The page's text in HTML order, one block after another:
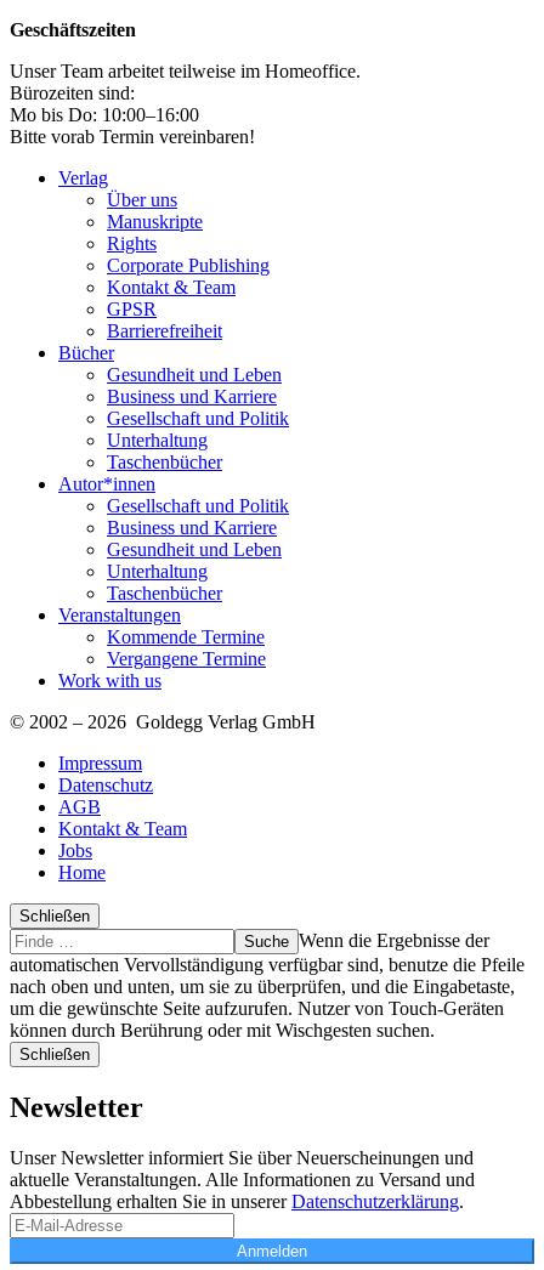
Geschäftszeiten
Unser Team arbeitet teilweise im Homeoffice.
Bürozeiten sind:
Mo bis Do: 10:00–16:00
Bitte vorab Termin vereinbaren!
Verlag
Über uns
Manuskripte
Rights
Corporate Publishing
Kontakt & Team
GPSR
Barrierefreiheit
Bücher
Gesundheit und Leben
Business und Karriere
Gesellschaft und Politik
Unterhaltung
Taschenbücher
Autor*innen
Gesellschaft und Politik
Business und Karriere
Gesundheit und Leben
Unterhaltung
Taschenbücher
Veranstaltungen
Kommende Termine
Vergangene Termine
Work with us
© 2002 – 2026 Goldegg Verlag GmbH
Impressum
Datenschutz
AGB
Kontakt & Team
Jobs
Home
Schließen
Suche
Finde
…
Wenn die Ergebnisse der
automatischen Vervollständigung verfügbar sind, benutze die Pfeile
nach oben und unten, um sie zu überprüfen, und die Eingabetaste,
um die gewünschte Seite aufzurufen. Nutzer von Touch-Geräten
können durch Berührung oder mit Wischgesten suchen.
Schließen
Newsletter
Unser Newsletter informiert Sie über Neuerscheinungen und
aktuelle Veranstaltungen. Alle Informationen zu Versand und
Abbestellung erhalten Sie in unsererDatenschutzerklärung.
Anmelden